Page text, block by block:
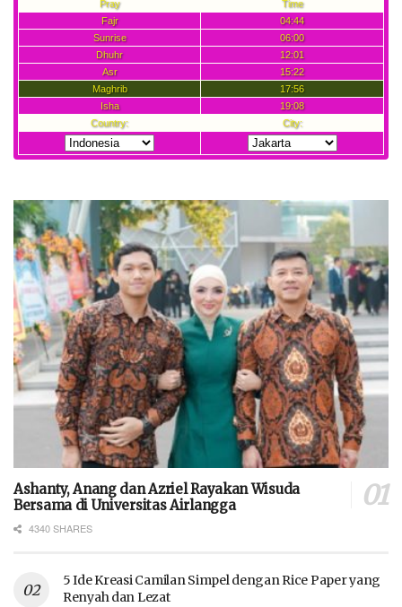
Ashanty, Anang dan Azriel Rayakan Wisuda
Bersama di Universitas Airlangga
4340 SHARES
5 Ide Kreasi Camilan Simpel dengan Rice Paper yang
Renyah dan Lezat